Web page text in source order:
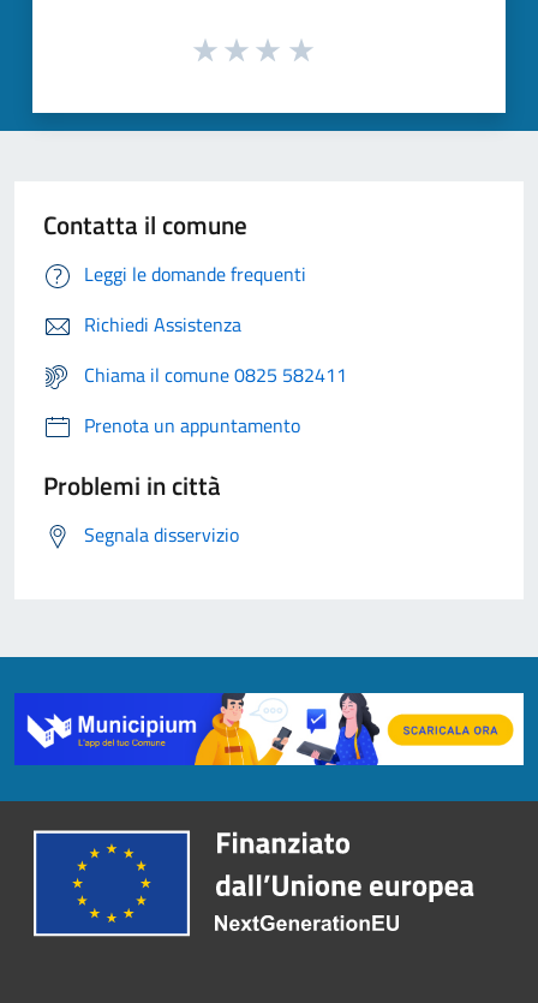
Contatta il comune
Leggi le domande frequenti
Richiedi Assistenza
Chiama il comune 0825 582411
Prenota un appuntamento
Problemi in città
Segnala disservizio